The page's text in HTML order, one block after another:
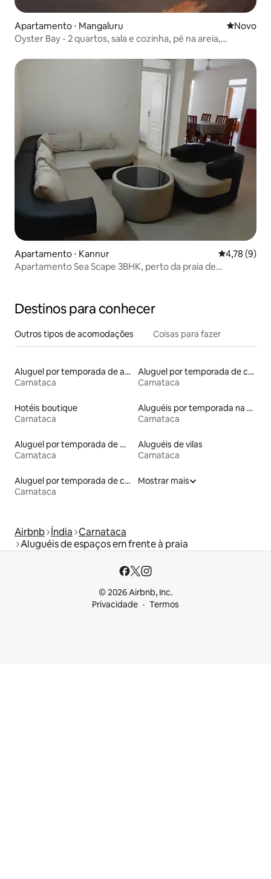
Apartamento ⋅ Mangaluru Novo
Novo
Oyster Bay - 2 quartos, sala e cozinha, pé na areia,
Apartamento ⋅ Kannur 4,78 de
4,78 (9)
Apartamento Sea Scape 3BHK, perto da praia de
Destinos para conhecer
Outros tipos de acomodações Coisas para fazer
Aluguel por temporada de apart-hotéis
Carnataca
Aluguel por temporada de casas na árvore
Carnataca
Hotéis boutique
Carnataca
Aluguéis por temporada na orla
Carnataca
Aluguel por temporada de microcasas
Carnataca
Aluguéis de vilas
Carnataca
Aluguel por temporada de casas de hóspedes
Carnataca
Mostrar mais
Airbnb Índia Carnataca
Aluguéis de espaços em frente à praia
© 2026 Airbnb, Inc.
Privacidade
Termos